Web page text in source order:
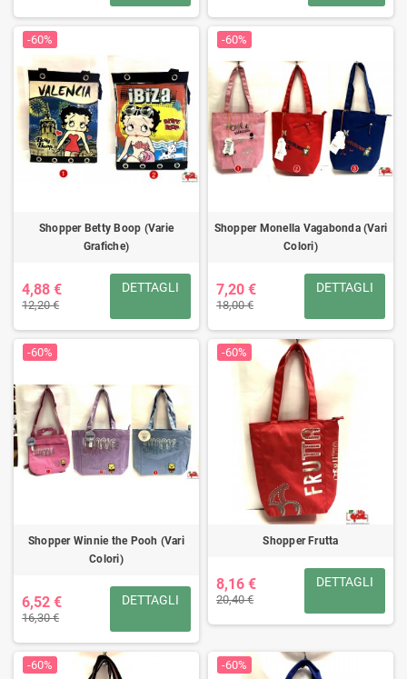
-60%
Shopper Betty Boop (Varie
Grafiche)
4,88 €
12,20 €
DETTAGLI
-60%
Shopper Monella Vagabonda (Vari
Colori)
7,20 €
18,00 €
DETTAGLI
-60%
Shopper Winnie the Pooh (Vari
Colori)
6,52 €
16,30 €
DETTAGLI
-60%
Shopper Frutta
8,16 €
20,40 €
DETTAGLI
-60% -60%